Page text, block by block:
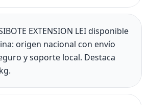
EXTENSION LEI disponible
origen nacional con envío
y soporte local. Destaca